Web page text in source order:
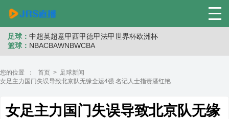
足球： 中超英超意甲西甲德甲法甲世界杯欧洲杯
篮球： NBACBAWNBWCBA
您的位置 ： 首页 > 足球新闻
女足主力国门失误导致北京队无缘全运4强 名记人士指责潘红艳
女足主力国门失误导致北京队无缘